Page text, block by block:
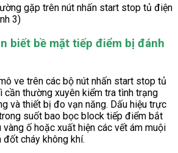
biết bề mặt tiếp điểm bị đánh
ve trên các bộ nút nhấn start stop tủ
thường xuyên kiểm tra tình trạng
và thiết bị đo vạn năng. Dấu hiệu trực
suốt bao bọc block tiếp điểm bắt
vàng ố hoặc xuất hiện các vết ám muội
cháy không khí.